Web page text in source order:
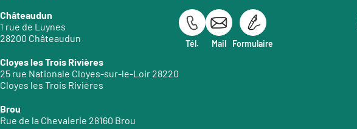
Châteaudun
1 rue de Luynes
28200 Châteaudun
Cloyes les Trois Rivières
25 rue Nationale Cloyes-sur-le-Loir 28220
Cloyes les Trois Rivières
Brou
Rue de la Chevalerie 28160 Brou
Tél. Mail Formulaire